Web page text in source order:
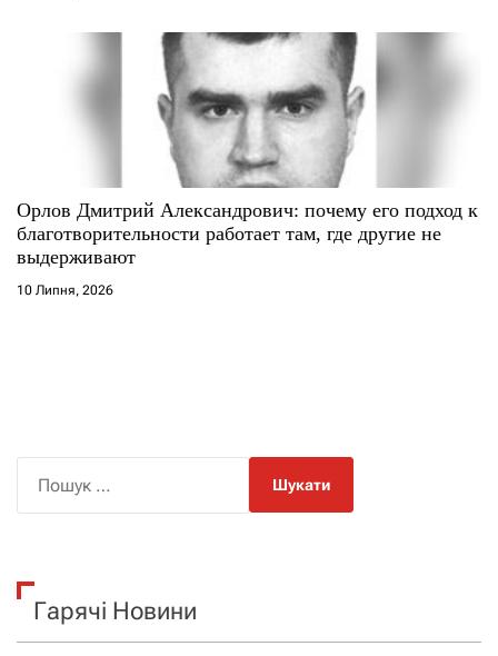
Орлов Дмитрий Александрович: почему его подход к
благотворительности работает там, где другие не
выдерживают
10 Липня, 2026
к
Гарячі Новини